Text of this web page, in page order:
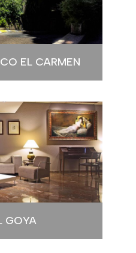
EL CARMEN
GOYA